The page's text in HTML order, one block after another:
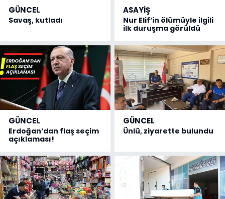
GÜNCEL
Savaş, kutladı
ASAYİŞ
Nur Elif’in ölümüyle ilgili
ilk duruşma görüldü
GÜNCEL
Erdoğan’dan flaş seçim
açıklaması!
GÜNCEL
Ünlü, ziyarette bulundu